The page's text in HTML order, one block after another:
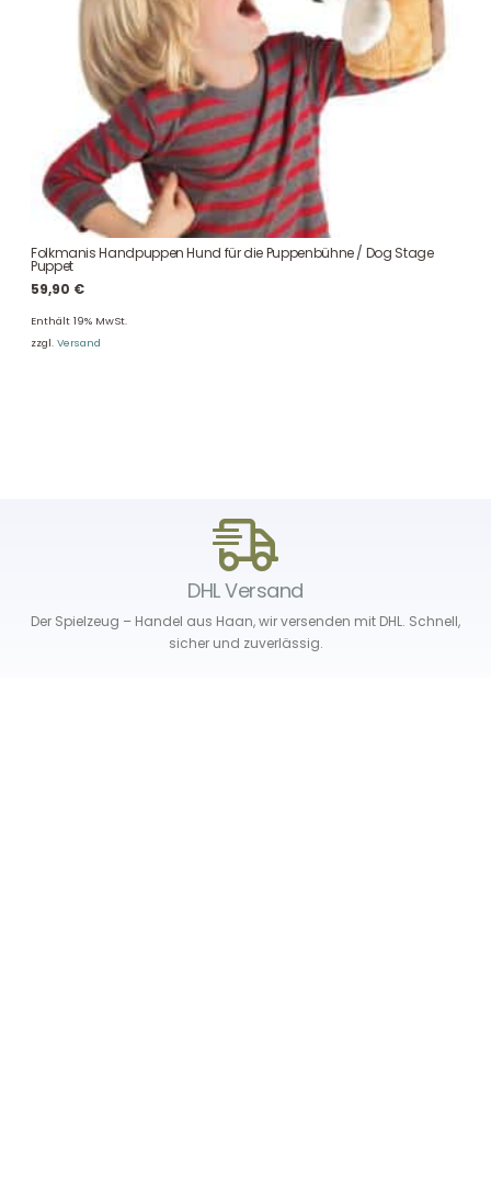
Folkmanis Handpuppen Hund für die Puppenbühne / Dog Stage
Puppet
59,90 €
Enthält 19% MwSt.
zzgl. Versand
DHL Versand
Der Spielzeug – Handel aus Haan, wir versenden mit DHL. Schnell,
sicher und zuverlässig.